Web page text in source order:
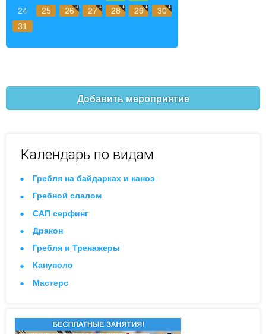
24
25 26 27 28 29
30
31
Добавить мероприятие
Календарь по видам
Гребля на байдарках и каноэ
Гребной слалом
САП серфинг
Дракон
Гребля и Тренажеры
Кануполо
Мастерс